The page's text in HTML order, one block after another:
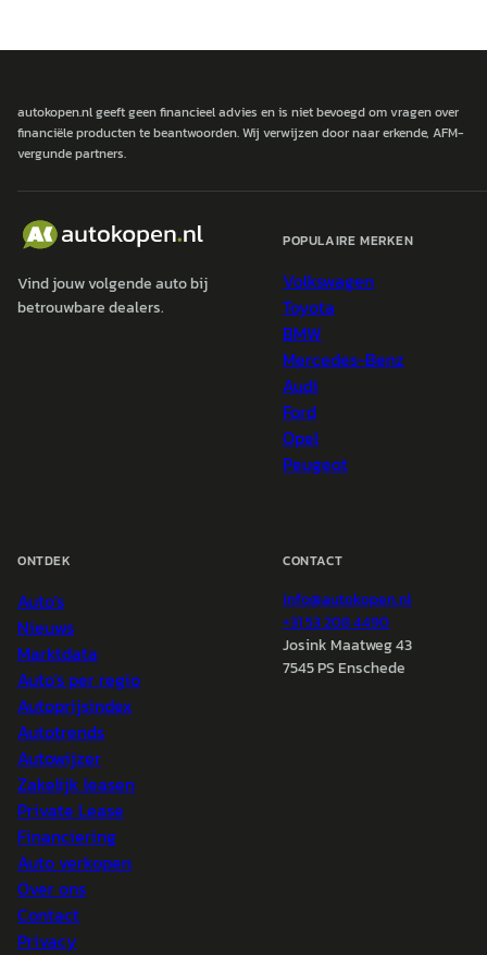
autokopen.nl geeft geen financieel advies en is niet bevoegd om vragen over
financiële producten te beantwoorden. Wij verwijzen door naar erkende, AFM-
vergunde partners.
Vind jouw volgende auto bij
betrouwbare dealers.
POPULAIRE MERKEN
Volkswagen
Toyota
BMW
Mercedes-Benz
Audi
Ford
Opel
Peugeot
ONTDEK
Auto's
Nieuws
Marktdata
Auto's per regio
Autoprijsindex
Autotrends
Autowijzer
Zakelijk leasen
Private Lease
Financiering
Auto verkopen
Over ons
Contact
Privacy
CONTACT
info@autokopen.nl
+31 53 208 4490
Josink Maatweg 43
7545 PS Enschede